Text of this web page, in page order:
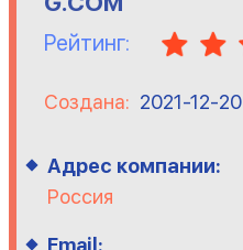
Рейтинг:
Создана: 2021-12-20
Адрес компании:
Россия
Email: